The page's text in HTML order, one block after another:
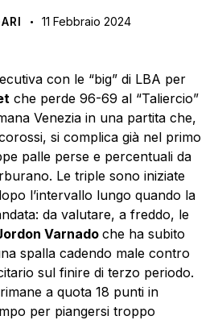
11 Febbraio 2024
con le “big” di LBA per
che perde 96-69 al “Taliercio”
Venezia in una partita che,
si complica già nel primo
palle perse e percentuali da
Le triple sono iniziate
l’intervallo lungo quando la
da valutare, a freddo, le
Varnado che ha subito
spalla cadendo male contro
sul finire di terzo periodo.
a quota 18 punti in
per piangersi troppo